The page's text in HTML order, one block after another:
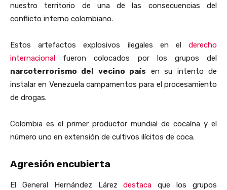
nuestro territorio de una de las consecuencias del
conflicto interno colombiano.
Estos artefactos explosivos ilegales en el derecho
internacional fueron colocados por los grupos del
narcoterrorismo del vecino país en su intento de
instalar en Venezuela campamentos para el procesamiento
de drogas.
Colombia es el primer productor mundial de cocaína y el
número uno en extensión de cultivos ilícitos de coca.
Agresión encubierta
El General Hernández Lárezdestaca que los grupos